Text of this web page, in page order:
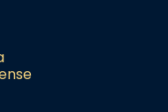
de
per Mn.
privilegi